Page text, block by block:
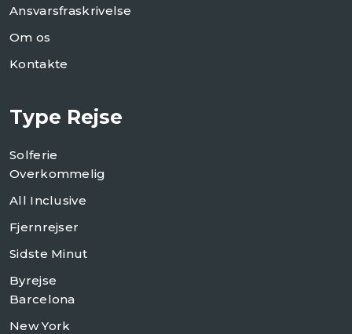
Ansvarsfraskrivelse
Om os
Kontakte
Type Rejse
Solferie
Overkommelig
All Inclusive
Fjernrejser
Sidste Minut
Byrejse
Barcelona
New York